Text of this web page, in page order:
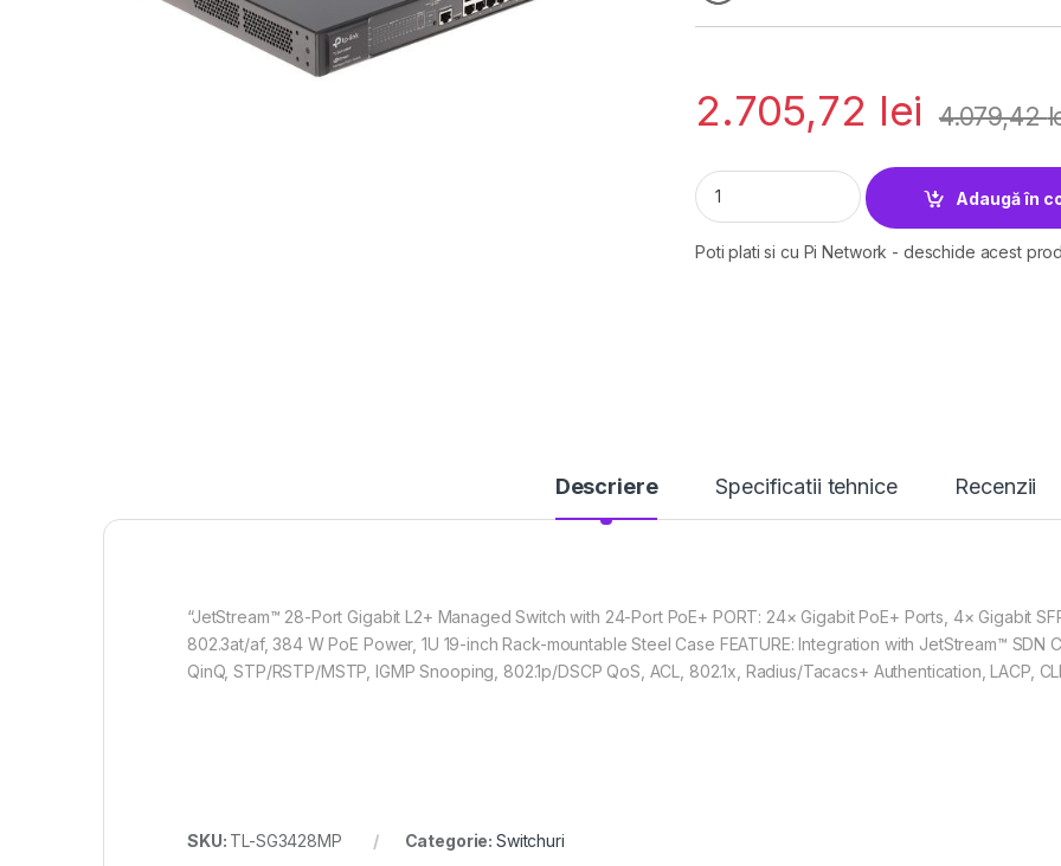
2.705,72 lei 4.079,42
"JetStream™ 28-Port Gigabit L2+ Managed
Adaugă în
Poti plati si cu Pi Network - deschide acest
Descriere Specificatii tehnice Recenzii
“JetStream™ 28-Port Gigabit L2+ Managed Switch with 24-Port PoE+ PORT: 24× Gigabit PoE+ Ports, 4× Gigabit
802.3at/af, 384 W PoE Power, 1U 19-inch Rack-mountable Steel Case FEATURE: Integration with JetStream™ SDN
QinQ, STP/RSTP/MSTP, IGMP Snooping, 802.1p/DSCP QoS, ACL, 802.1x, Radius/Tacacs+ Authentication, LACP,
SKU: TL-SG3428MP Categorie: Switchuri